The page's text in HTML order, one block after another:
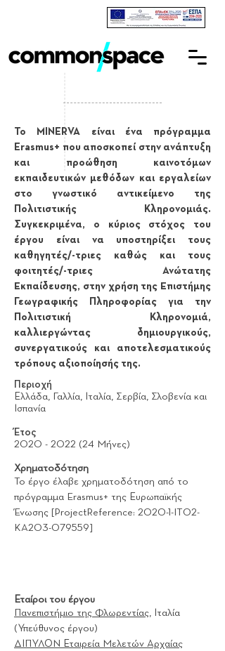
Το MINERVA είναι ένα πρόγραμμα
Erasmus+ που αποσκοπεί στην ανάπτυξη
και προώθηση καινοτόμων
εκπαιδευτικών μεθόδων και εργαλείων
στο γνωστικό αντικείμενο της
Πολιτιστικής Κληρονομιάς.
Συγκεκριμένα, ο κύριος στόχος του
έργου είναι να υποστηρίξει τους
καθηγητές/-τριες καθώς και τους
φοιτητές/-τριες Ανώτατης
Εκπαίδευσης, στην χρήση της Επιστήμης
Γεωγραφικής Πληροφορίας για την
Πολιτιστική Κληρονομιά,
καλλιεργώντας δημιουργικούς,
συνεργατικούς και αποτελεσματικούς
τρόπους αξιοποίησής της.
Περιοχή
Ελλάδα, Γαλλία, Ιταλία, Σερβία, Σλοβενία και
Ισπανία
Έτος
2020 - 2022 (24 Μήνες)
Χρηματοδότηση
Το έργο έλαβε χρηματοδότηση από το
πρόγραμμα Erasmus+ της Ευρωπαϊκής
Ένωσης [ProjectReference: 2020-1-IT02-
KA203-079559]
Εταίροι του έργου
Πανεπιστήμιο της Φλωρεντίας, Ιταλία
(Υπεύθυνος έργου)
ΔΙΠΥΛΟΝ Εταιρεία Μελετών Αρχαίας